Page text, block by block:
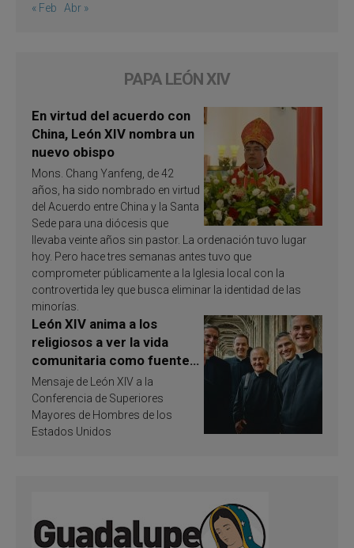
« Feb Abr »
PAPA LEÓN XIV
En virtud del acuerdo con
China, León XIV nombra un
nuevo obispo
Mons. Chang Yanfeng, de 42
años, ha sido nombrado en virtud
del Acuerdo entre China y la Santa
Sede para una diócesis que
llevaba veinte años sin pastor. La ordenación tuvo lugar
hoy. Pero hace tres semanas antes tuvo que
comprometer públicamente a la Iglesia local con la
controvertida ley que busca eliminar la identidad de las
minorías.
León XIV anima a los
religiosos a ver la vida
comunitaria como fuente
de inspiración y
santificación
Mensaje de León XIV a la
Conferencia de Superiores
Mayores de Hombres de los
Estados Unidos